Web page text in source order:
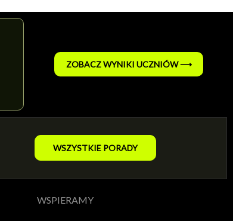
ZOBACZ WYNIKI UCZNIÓW ⟶
WSZYSTKIE PORADY
WSPIERAMY